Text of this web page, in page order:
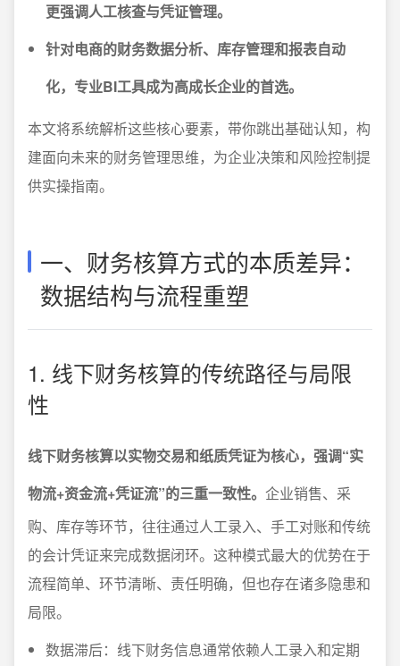
更强调人工核查与凭证管理。
针对电商的财务数据分析、库存管理和报表自动
化，专业BI工具成为高成长企业的首选。
本文将系统解析这些核心要素，带你跳出基础认知，构
建面向未来的财务管理思维，为企业决策和风险控制提
供实操指南。
一、财务核算方式的本质差异：
数据结构与流程重塑
1. 线下财务核算的传统路径与局限
性
线下财务核算以实物交易和纸质凭证为核心，强调“实
物流+资金流+凭证流”的三重一致性。 企业销售、采
购、库存等环节，往往通过人工录入、手工对账和传统
的会计凭证来完成数据闭环。这种模式最大的优势在于
流程简单、环节清晰、责任明确，但也存在诸多隐患和
局限。
数据滞后：线下财务信息通常依赖人工录入和定期